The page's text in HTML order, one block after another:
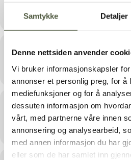
Samtykke Detaljer
Denne nettsiden anvender
Vi bruker informasjonskapsler
annonser et personlig preg, for å
mediefunksjoner og for å
dessuten informasjon om
vårt, med partnerne våre innen
annonsering og analysearbeid,
med annen informasjon du har
eller som de har samlet inn
Tid
Juli 14, 2026 11:00 - 16:00
Sted
Blokkodden Villmarksmuseum